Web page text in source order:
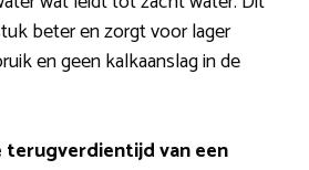
beter en zorgt voor lager
en geen kalkaanslag in de
terugverdientijd van een